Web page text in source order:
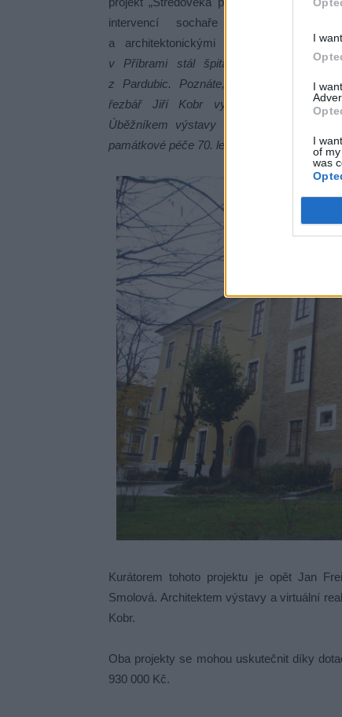
I
I
I
of
was
intervencí sochaře Jiřího Kobra, s
a architektonickými vstupy promění.
v Příbrami stál špitál a do města
z Pardubic. Poznáte, jak vypadal
řezbář Jiří Kobr vytvoří navíc zástěnu
Úběžníkem výstavy bude i současný
památkové péče 70. let 20. století,“
láká už
Kurátorem tohoto projektu je opět Jan
Smolová. Architektem výstavy a virtuální
Kobr.
Oba projekty se mohou uskutečnit díky
930 000 Kč.